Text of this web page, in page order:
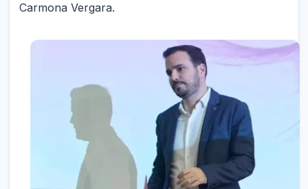
Carmona Vergara.